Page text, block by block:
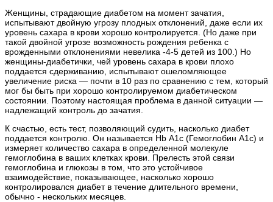
Женщины, страдающие диабетом на момент зачатия,
испытывают двойную угрозу плодных отклонений, даже если их
уровень сахара в крови хорошо контролируется. (Но даже при
такой двойной угрозе возможность рождения ребенка с
врожденными отклонениями невелика -4-5 детей из 100.) Но
женщины-диабетички, чей уровень сахара в крови плохо
поддается сдерживанию, испытывают ошеломляющее
увеличение риска — почти в 10 раз по сравнению с тем, который
мог бы быть при хорошо контролируемом диабетическом
состоянии. Поэтому настоящая проблема в данной ситуации —
надлежащий контроль до зачатия.
К счастью, есть тест, позволяющий судить, насколько диабет
поддается контролю. Он называется Hb А1с (Гемоглобин А1с) и
измеряет количество сахара в определенной молекуле
гемоглобина в ваших клетках крови. Прелесть этой связи
гемоглобина и глюкозы в том, что это устойчивое
взаимодействие, показывающее, насколько хорошо
контролировался диабет в течение длительного времени,
обычно - нескольких месяцев.